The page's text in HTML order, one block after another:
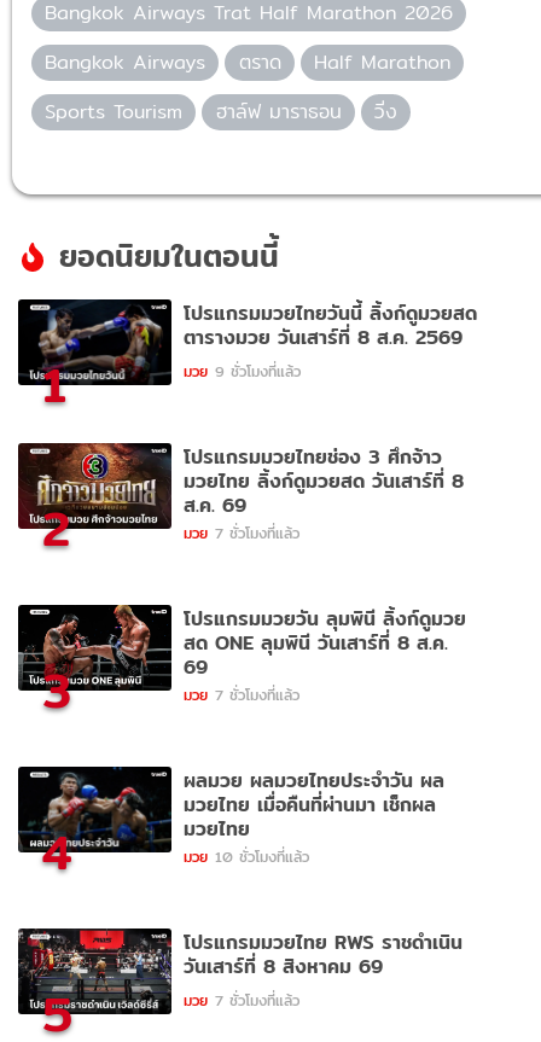
Bangkok Airways Trat Half Marathon 2026
Bangkok Airways
ตราด
Half Marathon
Sports Tourism
ฮาล์ฟ มาราธอน วิ่ง
ยอดนิยมในตอนนี้
1
โปรแกรมมวยไทยวันนี้ ลิ้งก์ดูมวยสด
ตารางมวย วันเสาร์ที่ 8 ส.ค. 2569
มวย 9 ชั่วโมงที่แล้ว
2
โปรแกรมมวยไทยช่อง 3 ศึกจ้าว
มวยไทย ลิ้งก์ดูมวยสด วันเสาร์ที่ 8
ส.ค. 69
มวย 7 ชั่วโมงที่แล้ว
3
โปรแกรมมวยวัน ลุมพินี ลิ้งก์ดูมวย
สด ONE ลุมพินี วันเสาร์ที่ 8 ส.ค.
69
มวย 7 ชั่วโมงที่แล้ว
4
ผลมวย ผลมวยไทยประจำวัน ผล
มวยไทย เมื่อคืนที่ผ่านมา เช็กผล
มวยไทย
มวย 10 ชั่วโมงที่แล้ว
5
โปรแกรมมวยไทย RWS ราชดำเนิน
วันเสาร์ที่ 8 สิงหาคม 69
มวย 7 ชั่วโมงที่แล้ว